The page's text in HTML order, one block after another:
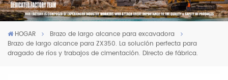
HOGAR
Brazo de largo alcance para excavadora
Brazo de largo alcance para ZX350. La solución perfecta para
dragado de ríos y trabajos de cimentación. Directo de fábrica.